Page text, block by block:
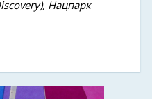
Нацпарк